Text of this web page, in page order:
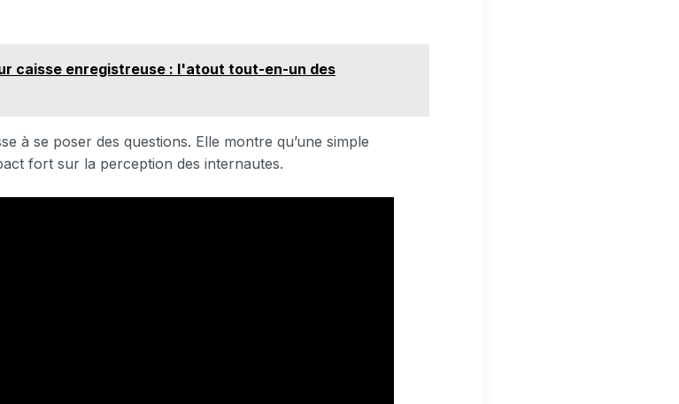
caisse enregistreuse : l'atout tout-en-un des
à se poser des questions. Elle montre qu’une simple
fort sur la perception des internautes.